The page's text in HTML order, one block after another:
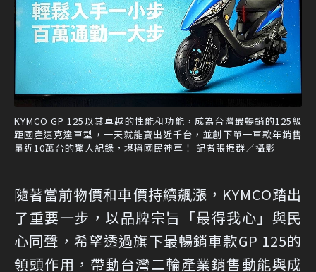
KYMCO GP 125以其卓越的性能和功能，成為台灣最暢銷的125級
距國產速克達車型，一天就能賣出近千台，並創下單一車款年銷售
量近10萬台的驚人紀錄，堪稱國民神車！ 記者張振群／攝影
隨著當前物價和車價持續飆漲，KYMCO踏出
了重要一步，以品牌宗旨「最得我心」與民
心同聲，希望透過旗下最暢銷車款GP 125的
領頭作用，帶動台灣二輪產業銷售動能與成